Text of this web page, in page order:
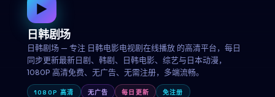
▶
日韩剧场
日韩剧场 — 专注 日韩电影电视剧在线播放 的高清平台，每日
同步更新最新日剧、韩剧、日韩电影、综艺与日本动漫，
1080P 高清免费、无广告、无需注册，多端流畅。
1080P 高清 无广告 每日更新 免注册